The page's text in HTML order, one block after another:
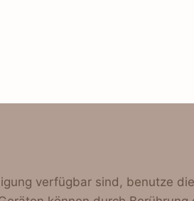
verfügbar sind, benutze